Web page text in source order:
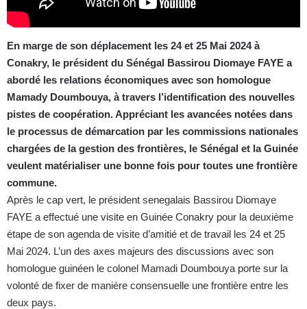
En marge de son déplacement les 24 et 25 Mai 2024 à
Conakry, le président du Sénégal Bassirou Diomaye FAYE a
abordé les relations économiques avec son homologue
Mamady Doumbouya, à travers l’identification des nouvelles
pistes de coopération. Appréciant les avancées notées dans
le processus de démarcation par les commissions nationales
chargées de la gestion des frontières, le Sénégal et la Guinée
veulent matérialiser une bonne fois pour toutes une frontière
commune.
Après le cap vert, le président senegalais Bassirou Diomaye
FAYE a effectué une visite en Guinée Conakry pour la deuxième
étape de son agenda de visite d’amitié et de travail les 24 et 25
Mai 2024. L’un des axes majeurs des discussions avec son
homologue guinéen le colonel Mamadi Doumbouya porte sur la
volonté de fixer de manière consensuelle une frontière entre les
deux pays.